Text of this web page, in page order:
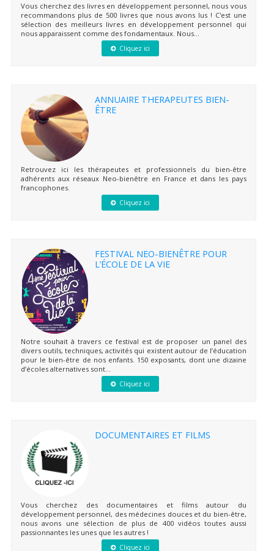
Vous cherchez des livres en développement personnel, nous vous
recommandons plus de 500 livres que nous avons lus ! C'est une
sélection des meilleurs livres en développement personnel qui
nous apparaissent comme des fondamentaux. Nous...
Cliquez ici
ANNUAIRE THERAPEUTES BIEN-
ÊTRE
Retrouvez ici les thérapeutes et professionnels du bien-être
adhérents aux réseaux Neo-bienêtre en France et dans les pays
francophones.
Cliquez ici
FESTIVAL NEO-BIENÊTRE POUR
L’ÉCOLE DE LA VIE
Notre souhait à travers ce festival est de proposer un panel des
divers outils, techniques, activités qui existent autour de l’éducation
pour le bien-être de nos enfants. 150 exposants, dont une dizaine
d’écoles alternatives sont...
Cliquez ici
DOCUMENTAIRES ET FILMS
Vous cherchez des documentaires et films autour du
développement personnel, des médecines douces et du bien-être,
nous avons une sélection de plus de 400 vidéos toutes aussi
passionnantes les unes que les autres !
Cliquez ici